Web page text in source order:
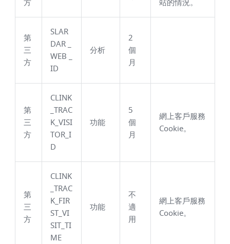
方
站的情況。
第
三
方
SLAR
DAR _
WEB _
ID
分析
2
個
月
第
三
方
CLINK
_TRAC
K_VISI
TOR_I
D
功能
5
個
月
網上客戶服務
Cookie。
第
三
方
CLINK
_TRAC
K_FIR
ST_VI
SIT_TI
ME
功能
不
適
用
網上客戶服務
Cookie。